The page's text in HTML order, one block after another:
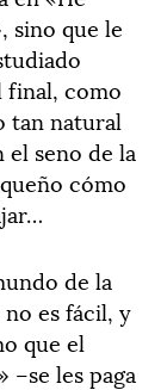
sino que le
final, como
tan natural
seno de la
cómo
de la
no es fácil, y
que el
–se les paga